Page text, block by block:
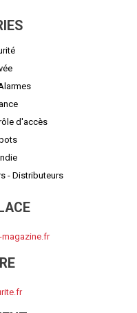
d'accès
- Distributeurs